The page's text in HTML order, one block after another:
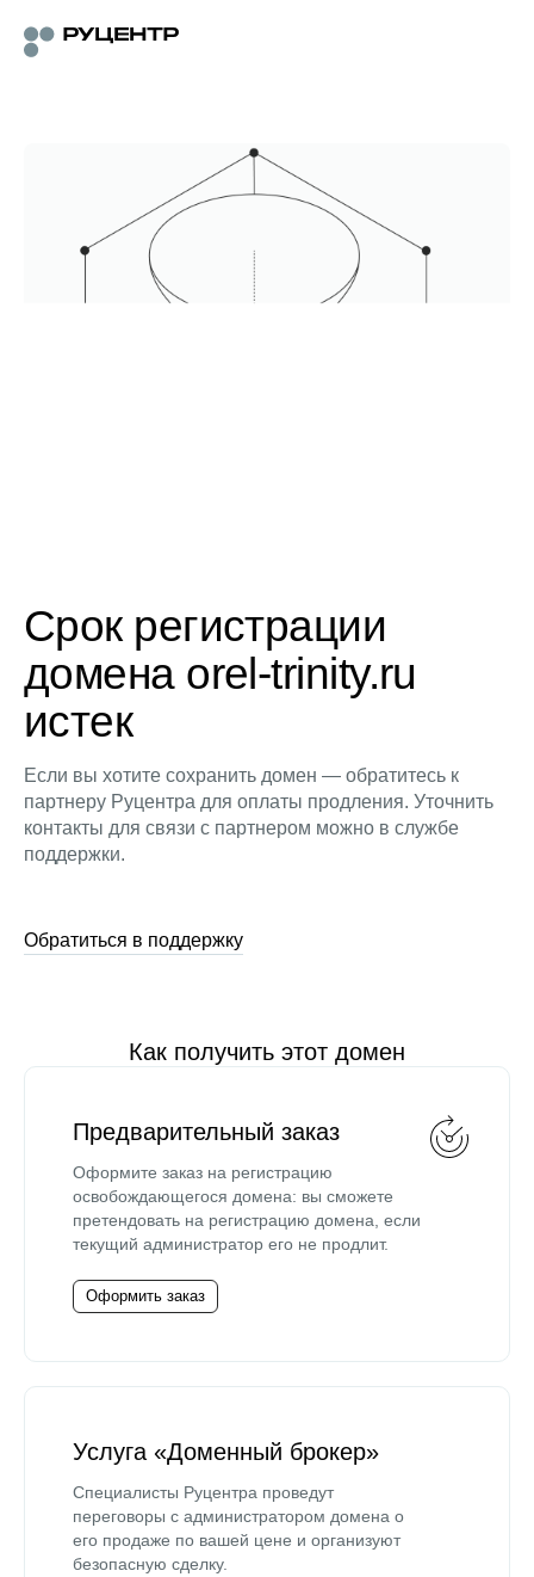
Срок регистрации
домена orel-trinity.ru
истек
Если вы хотите сохранить домен — обратитесь к
партнеру Руцентра для оплаты продления. Уточнить
контакты для связи с партнером можно в службе
поддержки.
Обратиться в поддержку
Как получить этот домен
Предварительный заказ
Оформите заказ на регистрацию
освобождающегося домена: вы сможете
претендовать на регистрацию домена, если
текущий администратор его не продлит.
Оформить заказ
Услуга «Доменный брокер»
Специалисты Руцентра проведут
переговоры с администратором домена о
его продаже по вашей цене и организуют
безопасную сделку.